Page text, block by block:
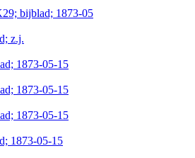
bijblad; 1873-05
z.j.
1873-05-15
1873-05-15
1873-05-15
1873-05-15